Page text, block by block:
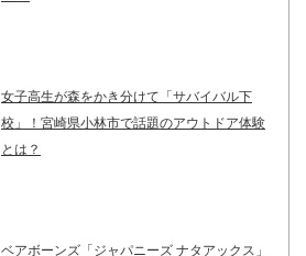
女子高生が森をかき分けて「サバイバル下
校」！宮崎県小林市で話題のアウトドア体験
とは？
ベアボーンズ「ジャパニーズ ナタアックス」